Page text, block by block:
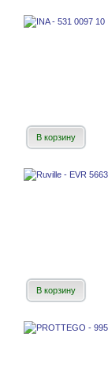
В корзину
В корзину